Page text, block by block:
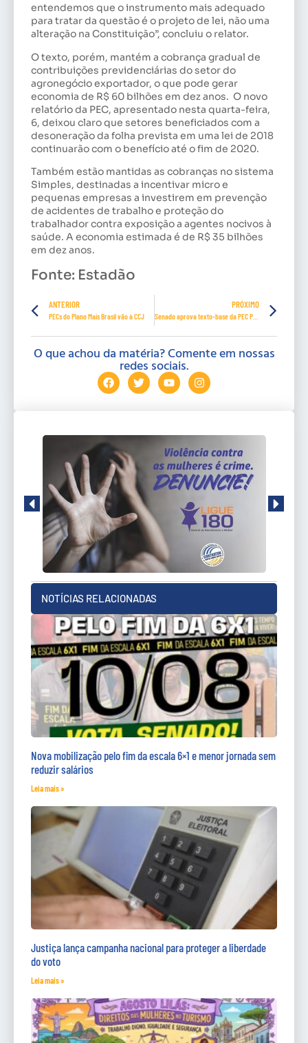
entendemos que o instrumento mais adequado
para tratar da questão é o projeto de lei, não uma
alteração na Constituição”, concluiu o relator.
O texto, porém, mantém a cobrança gradual de
contribuições previdenciárias do setor do
agronegócio exportador, o que pode gerar
economia de R$ 60 bilhões em dez anos. O novo
relatório da PEC, apresentado nesta quarta-feira,
6, deixou claro que setores beneficiados com a
desoneração da folha prevista em uma lei de 2018
continuarão com o benefício até o fim de 2020.
Também estão mantidas as cobranças no sistema
Simples, destinadas a incentivar micro e
pequenas empresas a investirem em prevenção
de acidentes de trabalho e proteção do
trabalhador contra exposição a agentes nocivos à
saúde. A economia estimada é de R$ 35 bilhões
em dez anos.
Fonte: Estadão
ANTERIOR
PECs do Plano Mais Brasil vão à CCJ
PRÓXIMO
Senado aprova texto-base da PEC Paralela da Previdência em primeiro turno
O que achou da matéria? Comente em nossas
redes sociais.
NOTÍCIAS RELACIONADAS
Nova mobilização pelo fim da escala 6×1 e menor jornada sem
reduzir salários
Leia mais »
Justiça lança campanha nacional para proteger a liberdade
do voto
Leia mais »